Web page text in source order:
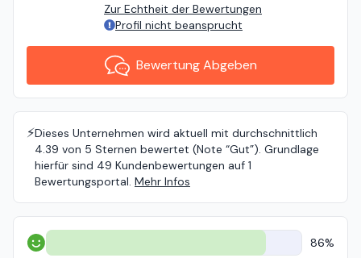
Zur Echtheit der Bewertungen
Profil nicht beansprucht
Bewertung Abgeben
⚡️Dieses Unternehmen wird aktuell mit durchschnittlich
4.39 von 5 Sternen bewertet (Note “Gut”). Grundlage
hierfür sind 49 Kundenbewertungen auf 1
Bewertungsportal. Mehr Infos
Positiv 86%